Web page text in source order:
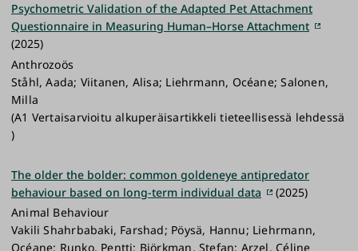
Psychometric Validation of the Adapted Pet Attachment
Questionnaire in Measuring Human–Horse Attachment
(2025)
Anthrozoös
Ståhl, Aada; Viitanen, Alisa; Liehrmann, Océane; Salonen,
Milla
(A1 Vertaisarvioitu alkuperäisartikkeli tieteellisessä lehdessä
)
The older the bolder: common goldeneye antipredator
behaviour based on long-term individual data
(2025)
Animal Behaviour
Vakili Shahrbabaki, Farshad; Pöysä, Hannu; Liehrmann,
Océane; Runko, Pentti; Björkman, Stefan; Arzel, Céline